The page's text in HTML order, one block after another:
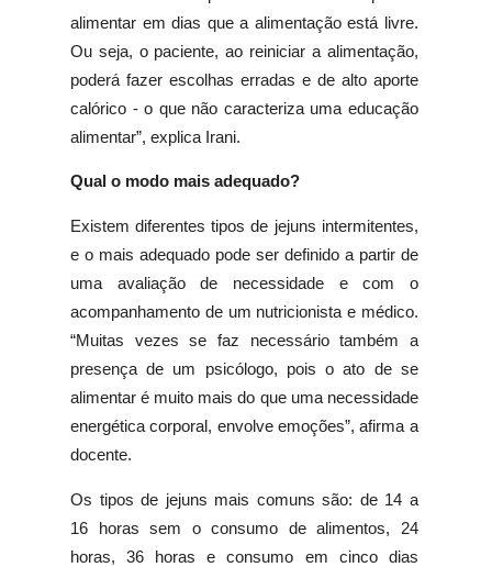
alimentar em dias que a alimentação está livre.
Ou seja, o paciente, ao reiniciar a alimentação,
poderá fazer escolhas erradas e de alto aporte
calórico - o que não caracteriza uma educação
alimentar”, explica Irani.
Qual o modo mais adequado?
Existem diferentes tipos de jejuns intermitentes,
e o mais adequado pode ser definido a partir de
uma avaliação de necessidade e com o
acompanhamento de um nutricionista e médico.
“Muitas vezes se faz necessário também a
presença de um psicólogo, pois o ato de se
alimentar é muito mais do que uma necessidade
energética corporal, envolve emoções”, afirma a
docente.
Os tipos de jejuns mais comuns são: de 14 a
16 horas sem o consumo de alimentos, 24
horas, 36 horas e consumo em cinco dias